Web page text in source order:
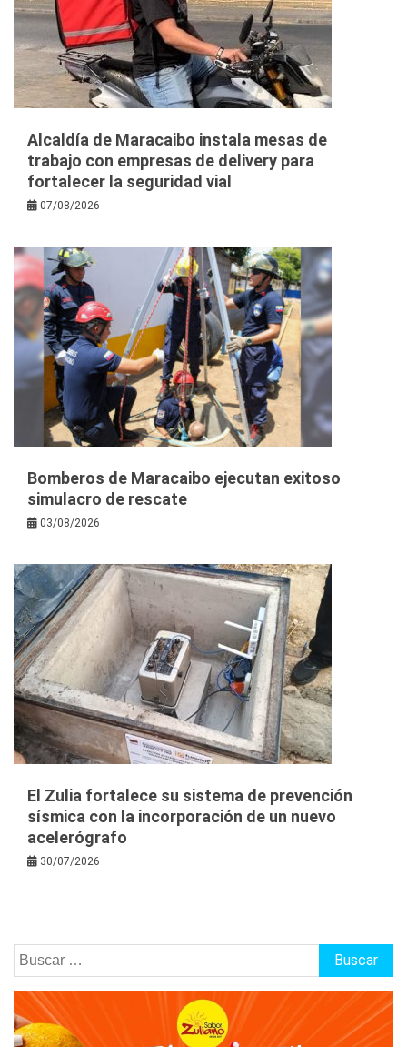
Alcaldía de Maracaibo instala mesas de
trabajo con empresas de delivery para
fortalecer la seguridad vial
07/08/2026
Bomberos de Maracaibo ejecutan exitoso
simulacro de rescate
03/08/2026
El Zulia fortalece su sistema de prevención
sísmica con la incorporación de un nuevo
acelerógrafo
30/07/2026
Buscar: